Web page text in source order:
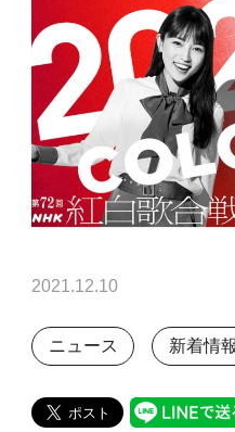
2021.12.10
ニュース 新着情報